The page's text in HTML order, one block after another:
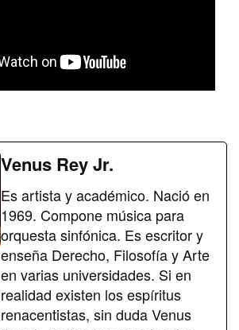
Venus Rey Jr.
Es artista y académico. Nació en
1969. Compone música para
orquesta sinfónica. Es escritor y
enseña Derecho, Filosofía y Arte
en varias universidades. Si en
realidad existen los espíritus
renacentistas, sin duda Venus